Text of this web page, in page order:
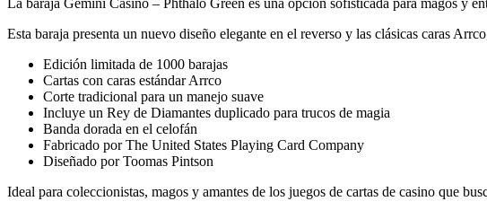
La baraja Gemini Casino – Phthalo Green es una opción sofisticada para magos y
Esta baraja presenta un nuevo diseño elegante en el reverso y las clásicas caras
Edición limitada de 1000 barajas
Cartas con caras estándar Arrco
Corte tradicional para un manejo suave
Incluye un Rey de Diamantes duplicado para trucos de magia
Banda dorada en el celofán
Fabricado por The United States Playing Card Company
Diseñado por Toomas Pintson
Ideal para coleccionistas, magos y amantes de los juegos de cartas de casino que